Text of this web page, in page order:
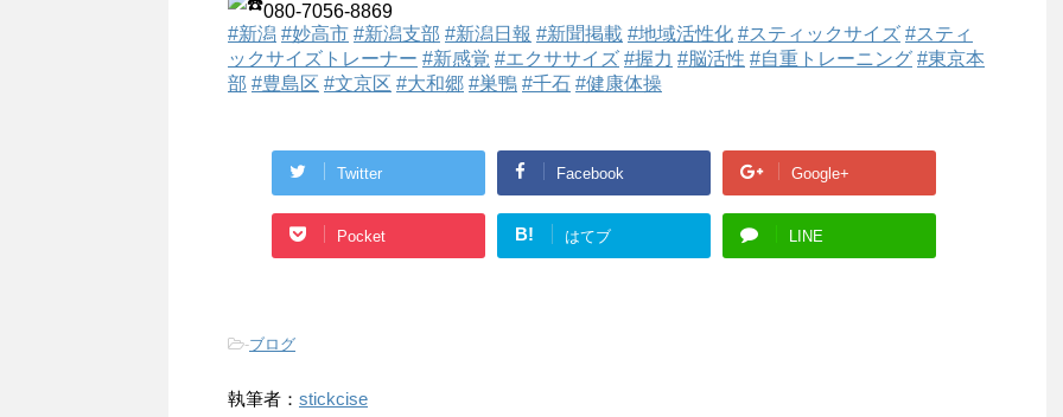
080-7056-8869
#新潟 #妙高市 #新潟支部 #新潟日報 #新聞掲載 #地域活性化 #スティックサイズ #スティ
ックサイズトレーナー #新感覚 #エクササイズ #握力 #脳活性 #自重トレーニング #東京本
部 #豊島区 #文京区 #大和郷 #巣鴨 #千石 #健康体操
Twitter Facebook Google+
Pocket B! はてブ LINE
-ブログ
執筆者： stickcise